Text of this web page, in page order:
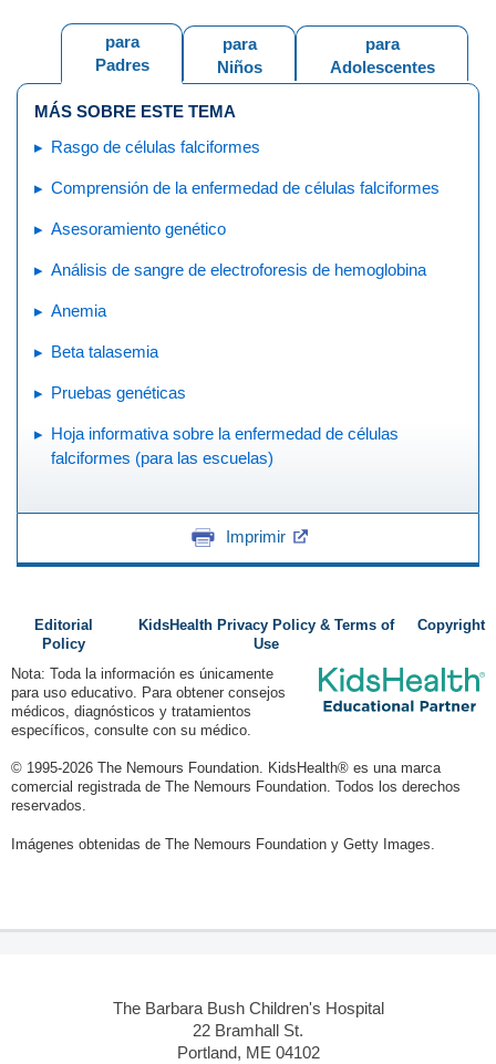
para
Adolescentes
para
Niños
para
Padres
MÁS SOBRE ESTE TEMA
Rasgo de células falciformes
Comprensión de la enfermedad de células falciformes
Asesoramiento genético
Análisis de sangre de electroforesis de hemoglobina
Anemia
Beta talasemia
Pruebas genéticas
Hoja informativa sobre la enfermedad de células
falciformes (para las escuelas)
Imprimir
Editorial
Policy
KidsHealth Privacy Policy & Terms of
Use
Copyright
Nota: Toda la información es únicamente
para uso educativo. Para obtener consejos
médicos, diagnósticos y tratamientos
específicos, consulte con su médico.
© 1995-2026 The Nemours Foundation. KidsHealth® es una marca
comercial registrada de The Nemours Foundation. Todos los derechos
reservados.
Imágenes obtenidas de The Nemours Foundation y Getty Images.
The Barbara Bush Children's Hospital
22 Bramhall St.
Portland, ME 04102